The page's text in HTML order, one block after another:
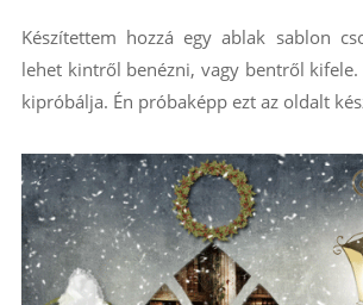
Készítettem hozzá egy ablak sablon
lehet kintről benézni, vagy bentről kifele.
kipróbálja. Én próbaképp ezt az oldalt